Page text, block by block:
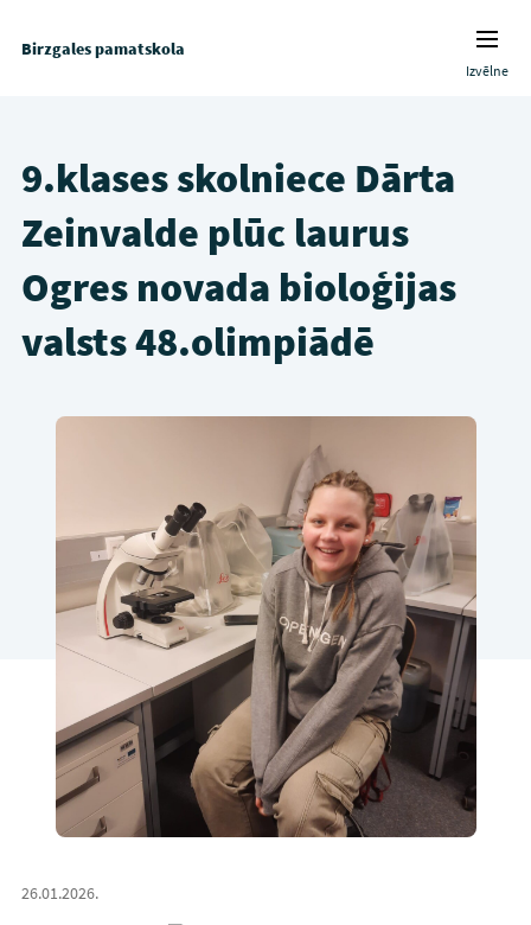
Birzgales pamatskola
Izvēlne
9.klases skolniece Dārta
Zeinvalde plūc laurus
Ogres novada bioloģijas
valsts 48.olimpiādē
26.01.2026.